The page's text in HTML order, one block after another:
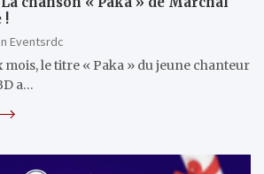
!
Eventsrdc
mois, le titre « Paka » du jeune chanteur
a…